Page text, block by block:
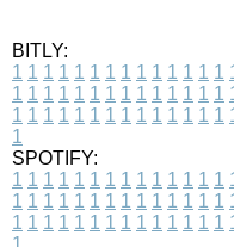
BITLY:
1 1 1 1 1 1 1 1 1 1 1 1 1 1
1 1 1 1 1 1 1 1 1 1 1 1 1 1
1 1 1 1 1 1 1 1 1 1 1 1 1 1
1
SPOTIFY:
1 1 1 1 1 1 1 1 1 1 1 1 1 1
1 1 1 1 1 1 1 1 1 1 1 1 1 1
1 1 1 1 1 1 1 1 1 1 1 1 1 1